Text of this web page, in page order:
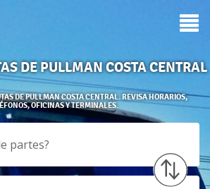
DE PULLMAN COSTA CENTRAL
DE PULLMAN COSTA CENTRAL. REVISA HORARIOS,
OFICINAS Y TERMINALES.
partes?